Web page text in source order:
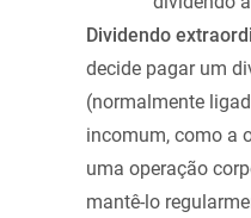
Dividendo
decide pagar um
(normalmente
incomum, como a
uma operação
mantê-lo